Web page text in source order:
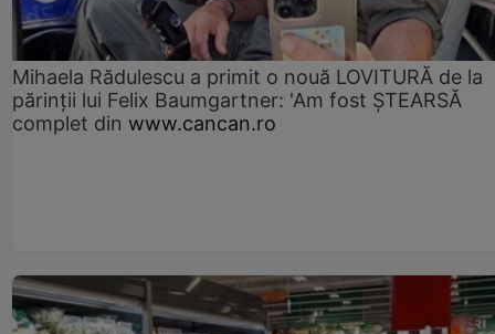
Mihaela Rădulescu a primit o nouă LOVITURĂ de la
părinții lui Felix Baumgartner: 'Am fost ȘTEARSĂ
complet din www.cancan.ro